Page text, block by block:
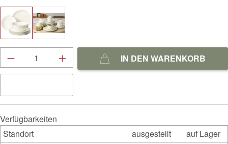
Produkt Anzahl: Gib den gewünschten Wert
IN DEN WARENKORB
Verfügbarkeiten
Standort
ausgestellt
auf Lager